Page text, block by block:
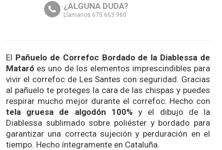
¿ALGUNA DUDA?
Llamanos 675 663 960
El Pañuelo de Correfoc Bordado de la Diablessa de
Mataró es uno de los elementos imprescindibles para
vivir el correfoc de Les Santes con seguridad. Gracias
al pañuelo te proteges la cara de las chispas y puedes
respirar mucho mejor durante el correfoc. Hecho con
tela gruesa de algodón 100% y el dibujo de la
Diablessa sublimado sobre poliéster y bordado para
garantizar una correcta sujeción y perduración en el
tiempo. Hecho íntegramente en Cataluña.